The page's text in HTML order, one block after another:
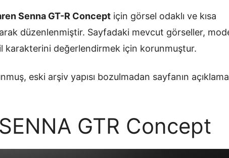
Senna GT-R Concept için görsel odaklı ve kısa
düzenlenmiştir. Sayfadaki mevcut görseller,
karakterini değerlendirmek için korunmuştur.
eski arşiv yapısı bozulmadan sayfanın açıklama
GTR Concept